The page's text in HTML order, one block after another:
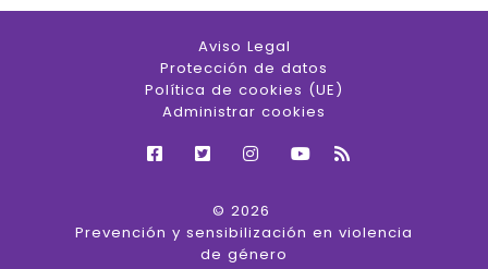
Aviso Legal
Protección de datos
Política de cookies (UE)
Administrar cookies
© 2026
Prevención y sensibilización en violencia
de género